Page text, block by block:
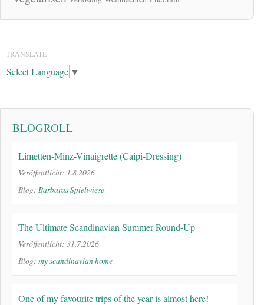
TRANSLATE
Select Language ▼
BLOGROLL
Limetten-Minz-Vinaigrette (Caipi-Dressing)
Veröffentlicht: 1.8.2026
Blog: Barbaras Spielwiese
The Ultimate Scandinavian Summer Round-Up
Veröffentlicht: 31.7.2026
Blog: my scandinavian home
One of my favourite trips of the year is almost here!